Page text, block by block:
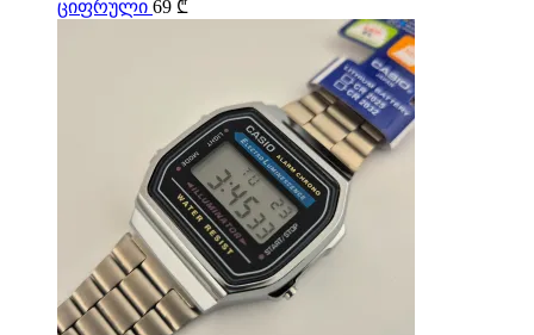
ციფრული 69 ₾